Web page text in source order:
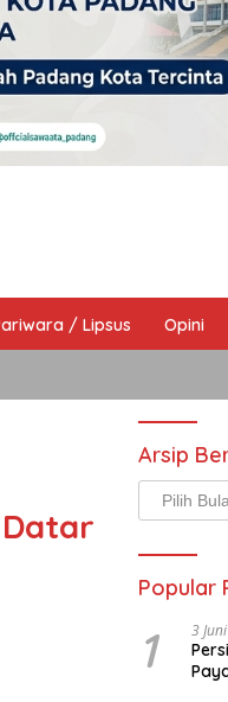
/ Lipsus Opini
Arsip
Arsip
Berita
Popular
1 3